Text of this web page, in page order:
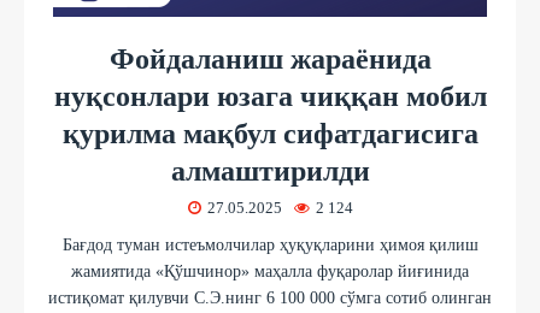
Фойдаланиш жараёнида
нуқсонлари юзага чиққан мобил
қурилма мақбул сифатдагисига
алмаштирилди
27.05.2025 2 124
Бағдод туман истеъмолчилар ҳуқуқларини ҳимоя қилиш
жамиятида «Қўшчинор» маҳалла фуқаролар йиғинида
истиқомат қилувчи С.Э.нинг 6 100 000 сўмга сотиб олинган